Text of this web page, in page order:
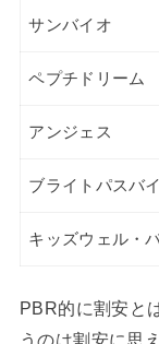
サンバイオ
ペプチドリーム
アンジェス
ブライトパスバ
キッズウェル・
PBR的に割安と
うのは割安に思